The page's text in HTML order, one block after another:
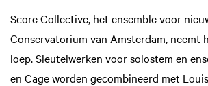
Score Collective, het ensemble voor
Conservatorium van Amsterdam, neemt
loep. Sleutelwerken voor solostem en
en Cage worden gecombineerd met